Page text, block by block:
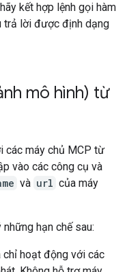
kết hợp lệnh gọi hàm
trả lời được định dạng
mô hình) từ
các máy chủ MCP từ
vào các công cụ và
và url của máy
hạn chế sau:
chỉ hoạt động với các